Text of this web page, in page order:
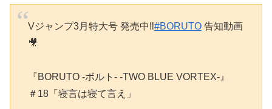
Vジャンプ3月特大号 発売中‼️#BORUTO告知動画
🎥
『BORUTO -ボルト- -TWO BLUE VORTEX-』
＃18「寝言は寝て言え」